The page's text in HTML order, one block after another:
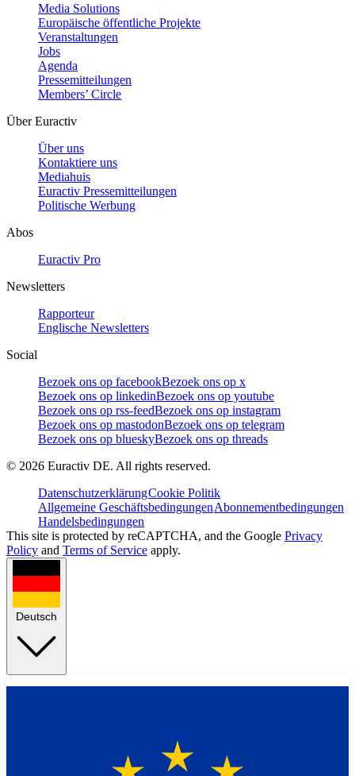
Media Solutions
Europäische öffentliche Projekte
Veranstaltungen
Jobs
Agenda
Pressemitteilungen
Members’ Circle
Über Euractiv
Über uns
Kontaktiere uns
Mediahuis
Euractiv Pressemitteilungen
Politische Werbung
Abos
Euractiv Pro
Newsletters
Rapporteur
Englische Newsletters
Social
Bezoek ons op facebookBezoek ons op x
Bezoek ons op linkedinBezoek ons op youtube
Bezoek ons op rss-feedBezoek ons op instagram
Bezoek ons op mastodonBezoek ons op telegram
Bezoek ons op blueskyBezoek ons op threads
© 2026 Euractiv DE. All rights reserved.
DatenschutzerklärungCookie Politik
Allgemeine GeschäftsbedingungenAbonnementbedingungen
Handelsbedingungen
This site is protected by reCAPTCHA, and the Google Privacy
Policy and Terms of Service apply.
Deutsch